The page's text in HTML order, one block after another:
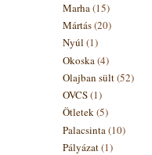
Marha(15)
Mártás(20)
Nyúl (1)
Okoska (4)
Olajban sült(52)
OVCS(1)
Ötletek(5)
Palacsinta (10)
Pályázat(1)